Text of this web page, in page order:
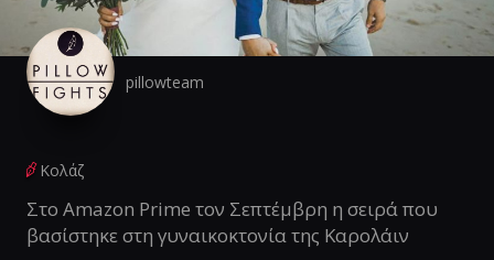
pillowteam
Κολάζ
Στο Amazon Prime τον Σεπτέμβρη η σειρά που
βασίστηκε στη γυναικοκτονία της Καρολάιν